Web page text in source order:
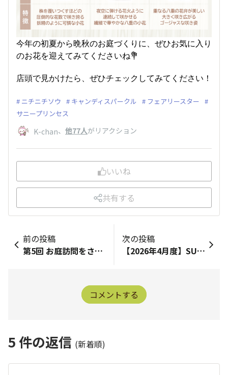
今年の初夏から晩秋のお庭づくりに、ぜひお気に入り
のお花を迎えてみてくださいね💐
店頭で見かけたら、ぜひチェックしてみてください！
ニチニチソウ キャンディスパークル
フェアリースター
サニープリンセス
K-chan、 他77人がリアクション
いいね
共有する
前の投稿
第5回 お庭訪問をさせていただきました！
次の投稿
【2026年4月度】SUNSUNアワード発表！
コメントする
5 件の返信 (新着順)